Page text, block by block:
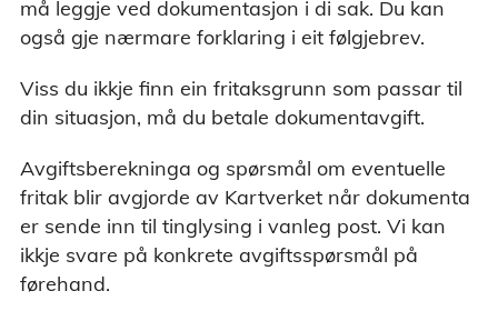
må leggje ved dokumentasjon i di sak. Du kan
også gje nærmare forklaring i eit følgjebrev.
Viss du ikkje finn ein fritaksgrunn som passar til
din situasjon, må du betale dokumentavgift.
Avgiftsberekninga og spørsmål om eventuelle
fritak blir avgjorde av Kartverket når dokumenta
er sende inn til tinglysing i vanleg post. Vi kan
ikkje svare på konkrete avgiftsspørsmål på
førehand.